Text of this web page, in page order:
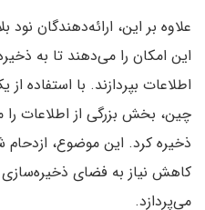
علاوه بر این، ارائه‌دهندگان
این امکان را می‌دهند تا به
اطلاعات بپردازند. با استفاده
چین، بخش بزرگی از اطلاعات
ذخیره کرد. این موضوع،
کاهش نیاز به فضای ذخیره‌سازی
می‌پردازد.